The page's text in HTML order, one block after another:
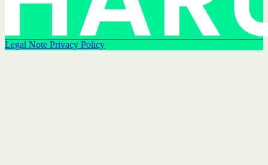
Legal Note Privacy Policy